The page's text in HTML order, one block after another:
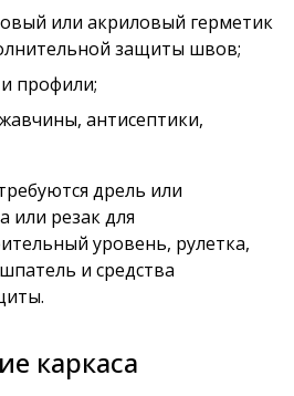
или акриловый герметик
защиты швов;
профили;
антисептики,
дрель или
или резак для
уровень, рулетка,
и средства
каркаса